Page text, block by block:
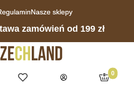
Nasze sklepy
zamówień od 199 zł
wyszukiwarkę
Ulubione
Zaloguj się
Produkty
Koszyk